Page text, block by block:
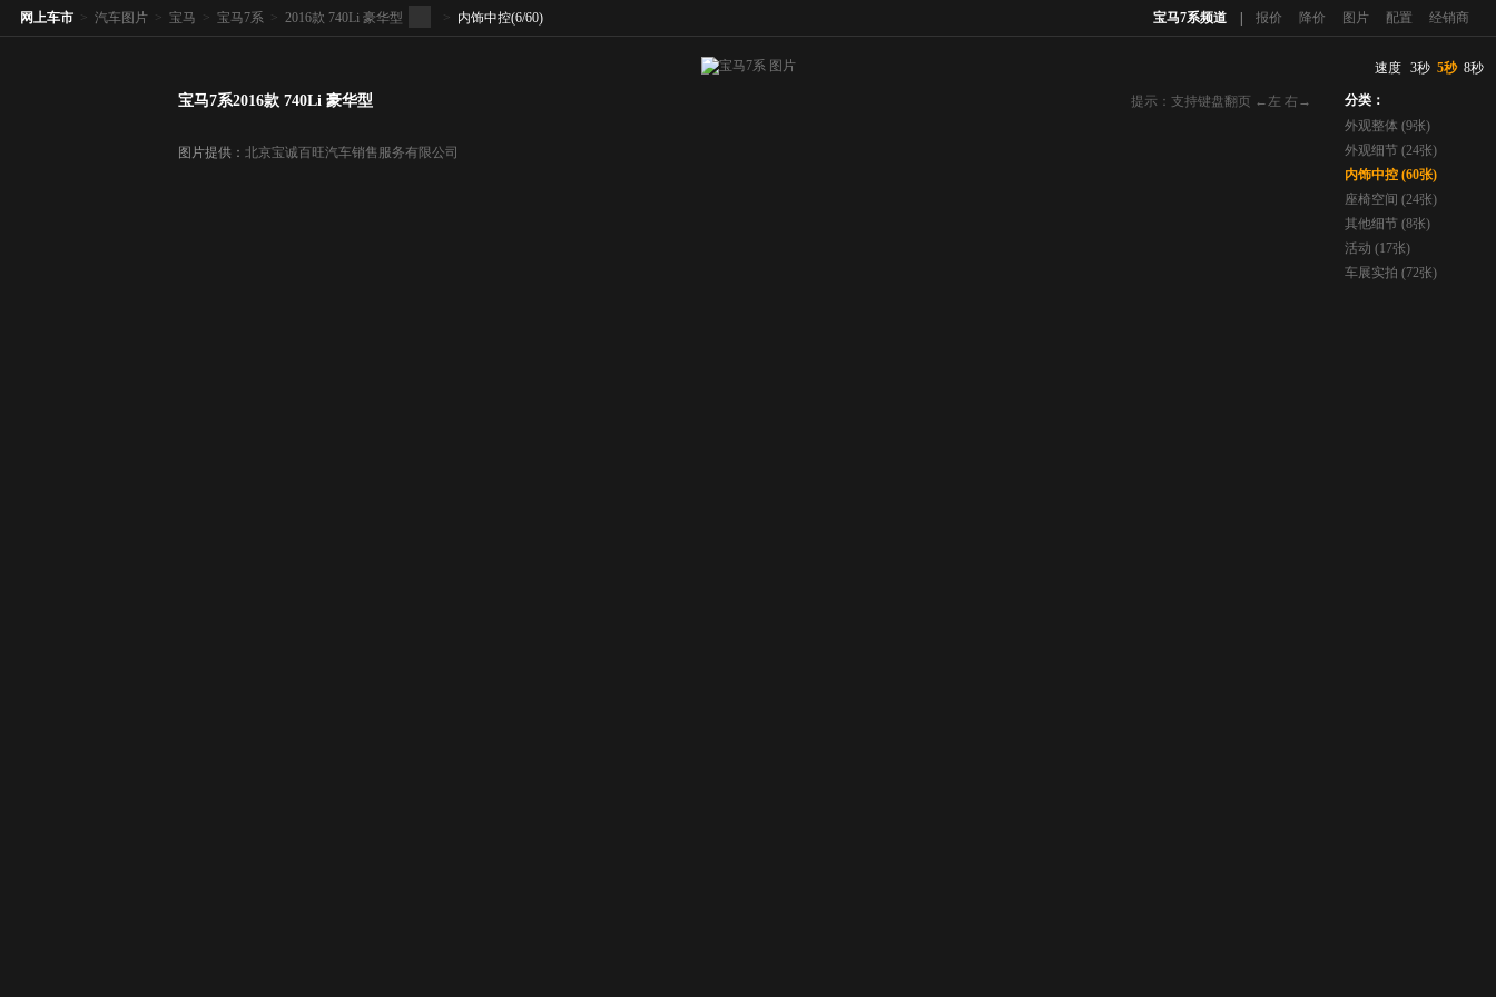
宝马7系频道 报价 降价 图片 配置 经销商
网上车市 > 汽车图片 > 宝马 > 宝马7系 > 2016款 740Li 豪华型 > 内饰中控(6/60)
提示：支持键盘翻页 ←左 右→
宝马7系2016款 740Li 豪华型
图片提供： 北京宝诚百旺汽车销售服务有限公司
速度 3秒 5秒 8秒
分类：
外观整体 (9张)
外观细节 (24张)
内饰中控 (60张)
座椅空间 (24张)
其他细节 (8张)
活动 (17张)
车展实拍 (72张)